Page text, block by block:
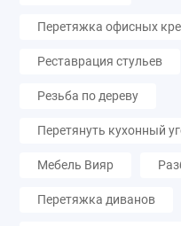
Перетяжка офисных
Реставрация стульев
Резьба по дереву
Перетянуть кухонный
Мебель Вияр
Перетяжка диванов